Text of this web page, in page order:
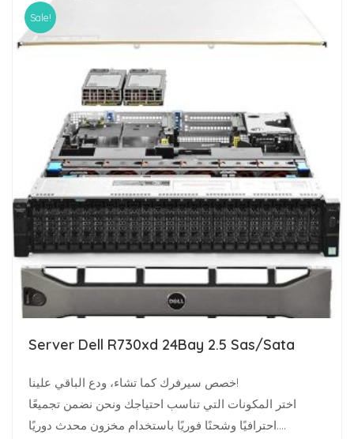
Sale!
Server Dell R730xd 24Bay 2.5 Sas/Sata
خصص سيرفرك كما تشاء، ودع الباقي علينا!
اختر المكونات التي تناسب احتياجك ونحن نضمن تجميعًا
احترافيًا وشحنًا فوريًا باستخدام مخزون محدث دوريًا.